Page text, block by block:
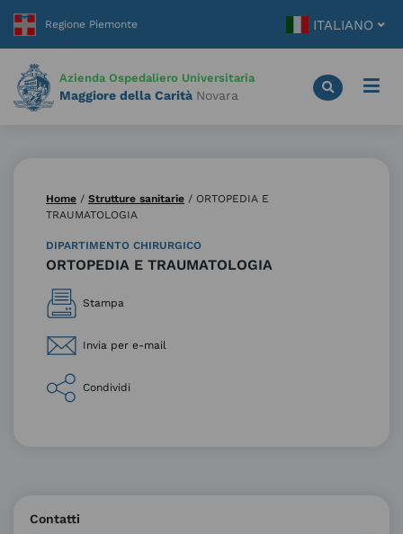
contenuto
ITALIANO
Azienda Ospedaliero Universitaria
Maggiore della Carità Novara
Home / Strutture sanitarie / ORTOPEDIA E
TRAUMATOLOGIA
DIPARTIMENTO CHIRURGICO
ORTOPEDIA E TRAUMATOLOGIA
Stampa
Invia per e-mail
Condividi
Contatti